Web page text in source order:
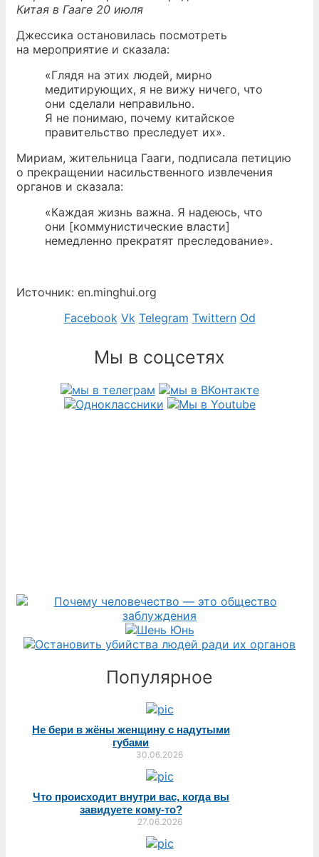
Китая в Гааге 20 июля
Джессика остановилась посмотреть
на мероприятие и сказала:
«Глядя на этих людей, мирно
медитирующих, я не вижу ничего, что
они сделали неправильно.
Я не понимаю, почему китайское
правительство преследует их».
Мириам, жительница Гааги, подписала петицию
о прекращении насильственного извлечения
органов и сказала:
«Каждая жизнь важна. Я надеюсь, что
они [коммунистические власти]
немедленно прекратят преследование».
Источник: en.minghui.org
Facebook Vk Telegram Twittern Od
Мы в соцсетях
Популярное
Не бери в жёны женщину с надутыми
губами
30.06.2026
Что происходит внутри вас, когда вы
завидуете кому-то?
27.06.2026